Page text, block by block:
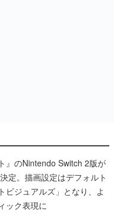
』のNintendo Switch 2版が
定。描画設定はデフォルト
ビジュアルズ」となり、よ
ック表現に